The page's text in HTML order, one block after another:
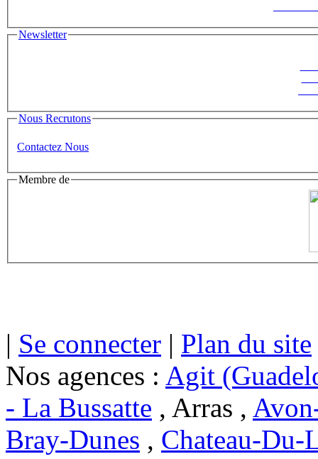
Newsletter
Nous Recrutons
Contactez Nous
Membre de
| Se connecter | Plan du site
Nos agences : Agit
- La Bussatte , Arras ,
Bray-Dunes , Chateau-Du-